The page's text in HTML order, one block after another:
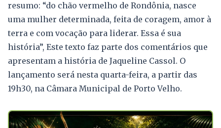
resumo: “do chão vermelho de Rondônia, nasce
uma mulher determinada, feita de coragem, amor à
terra e com vocação para liderar. Essa é sua
história”, Este texto faz parte dos comentários que
apresentam a história de Jaqueline Cassol. O
lançamento será nesta quarta-feira, a partir das
19h30, na Câmara Municipal de Porto Velho.